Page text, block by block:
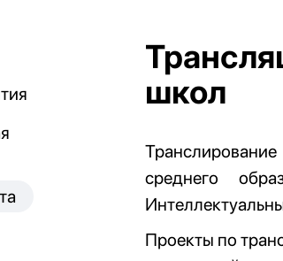
школ
среднего
Проекты по